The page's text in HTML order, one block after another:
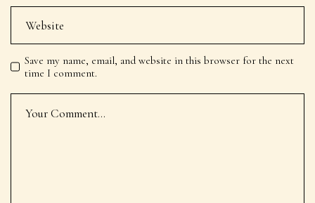
Save my name, email, and website in this browser for the next
time I comment.